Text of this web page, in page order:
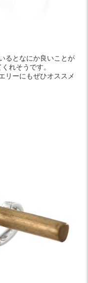
るとなにか良いことが
れそうです。
リーにもぜひオススメ